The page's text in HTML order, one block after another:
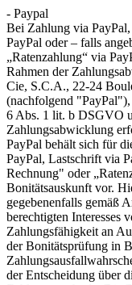
- Paypal
Bei Zahlung via
PayPal oder – falls
„Ratenzahlung“ via
Rahmen der
Cie, S.C.A., 22-24
(nachfolgend
6 Abs. 1 lit. b DSGVO
Zahlungsabwicklung
PayPal behält sich für
PayPal, Lastschrift via
Rechnung" oder
Bonitätsauskunft vor.
gegebenenfalls gemäß
berechtigten Interesses
Zahlungsfähigkeit an
der Bonitätsprüfung in
der Entscheidung über